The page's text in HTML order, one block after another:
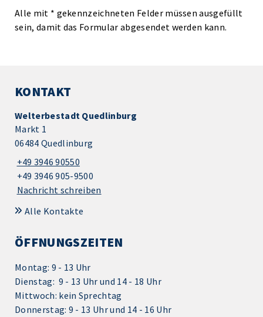
Alle mit * gekennzeichneten Felder müssen ausgefüllt
sein, damit das Formular abgesendet werden kann.
KONTAKT
Welterbestadt Quedlinburg
Markt 1
06484 Quedlinburg
+49 3946 90550
+49 3946 905-9500
Nachricht schreiben
Alle Kontakte
ÖFFNUNGSZEITEN
Montag: 9 - 13 Uhr
Dienstag: 9 - 13 Uhr und 14 - 18 Uhr
Mittwoch: kein Sprechtag
Donnerstag: 9 - 13 Uhr und 14 - 16 Uhr